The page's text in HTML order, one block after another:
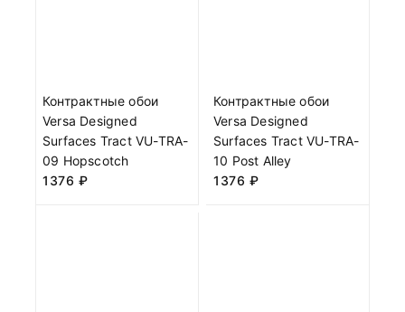
Контрактные обои
Versa Designed
Surfaces Tract VU-TRA-
09 Hopscotch
1376 ₽
Контрактные обои
Versa Designed
Surfaces Tract VU-TRA-
10 Post Alley
1376 ₽